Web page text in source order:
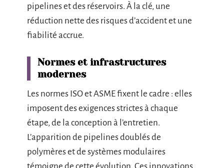
pipelines et des réservoirs. À la clé, une
réduction nette des risques d’accident et une
fiabilité accrue.
Normes et infrastructures
modernes
Les normes ISO et ASME fixent le cadre : elles
imposent des exigences strictes à chaque
étape, de la conception à l’entretien.
L’apparition de pipelines doublés de
polymères et de systèmes modulaires
témoigne de cette évolution. Ces innovations